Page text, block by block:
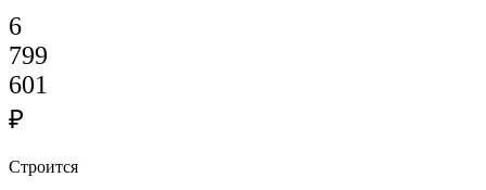
6
799
601
₽
Строится